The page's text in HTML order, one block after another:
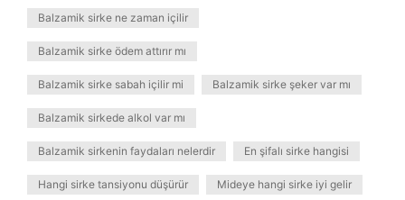
Balzamik sirke ne zaman içilir
Balzamik sirke ödem attırır mı
Balzamik sirke sabah içilir mi Balzamik sirke şeker var mı
Balzamik sirkede alkol var mı
Balzamik sirkenin faydaları nelerdir En şifalı sirke hangisi
Hangi sirke tansiyonu düşürür Mideye hangi sirke iyi gelir